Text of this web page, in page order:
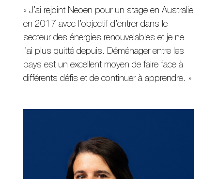
« J’ai rejoint Neoen pour un stage en Australie
en 2017 avec l’objectif d’entrer dans le
secteur des énergies renouvelables et je ne
l’ai plus quitté depuis. Déménager entre les
pays est un excellent moyen de faire face à
différents défis et de continuer à apprendre. »